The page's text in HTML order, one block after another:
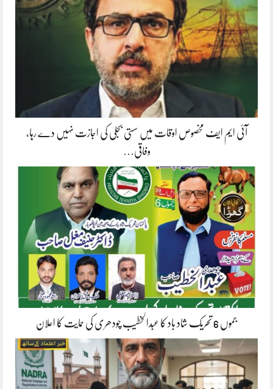
آئی ایم ایف مخصوص اوقات میں سستی بجلی کی اجازت نہیں دے رہا،
وفاقی…
جموں 6 تحریک شاد باد کا عبدالخطیب چودھری کی حمایت کا اعلان